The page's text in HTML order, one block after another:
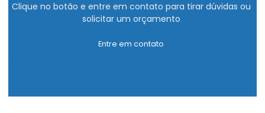
Clique no botão e entre em contato para tirar dúvidas ou
solicitar um orçamento
Entre em contato